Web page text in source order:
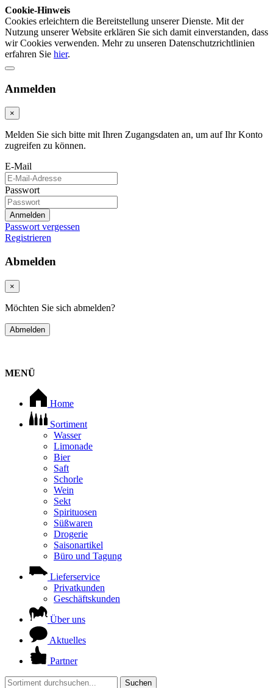
Cookie-Hinweis
Cookies erleichtern die Bereitstellung unserer Dienste. Mit der
Nutzung unserer Website erklären Sie sich damit einverstanden, dass
wir Cookies verwenden. Mehr zu unseren Datenschutzrichtlinien
erfahren Sie hier.
Anmelden
×
Melden Sie sich bitte mit Ihren Zugangsdaten an, um auf Ihr Konto
zugreifen zu können.
E-Mail
Passwort
Anmelden
Passwort vergessen
Registrieren
Abmelden
×
Möchten Sie sich abmelden?
Abmelden
MENÜ
Home
Sortiment
Wasser
Limonade
Bier
Saft
Schorle
Wein
Sekt
Spirituosen
Süßwaren
Drogerie
Saisonartikel
Büro und Tagung
Lieferservice
Privatkunden
Geschäftskunden
Über uns
Aktuelles
Partner
Suchen